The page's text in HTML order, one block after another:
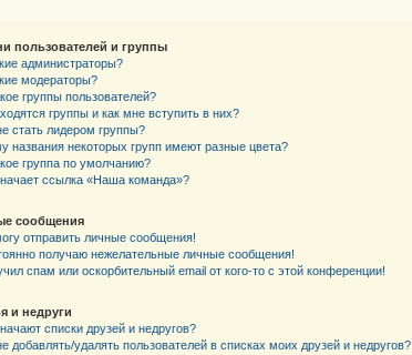
пользователей и группы
администраторы?
модераторы?
группы пользователей?
группы и как мне вступить в них?
стать лидером группы?
названия некоторых групп имеют разные цвета?
группа по умолчанию?
ссылка «Наша команда»?
сообщения
отправить личные сообщения!
получаю нежелательные личные сообщения!
спам или оскорбительный email от кого-то с этой конференции!
и недруги
списки друзей и недругов?
добавлять/удалять пользователей в списках моих друзей и недругов?